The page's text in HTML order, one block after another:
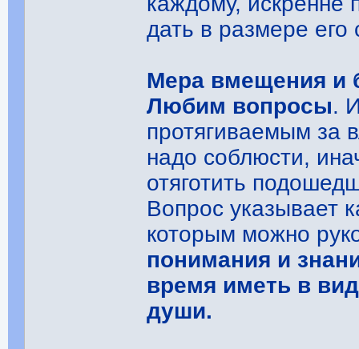
дать в размере его
Мера вмещения и
Любим вопросы.
протягиваемым за
надо соблюсти,
отяготить
Вопрос указывает
которым можно
понимания и
время иметь в
души.